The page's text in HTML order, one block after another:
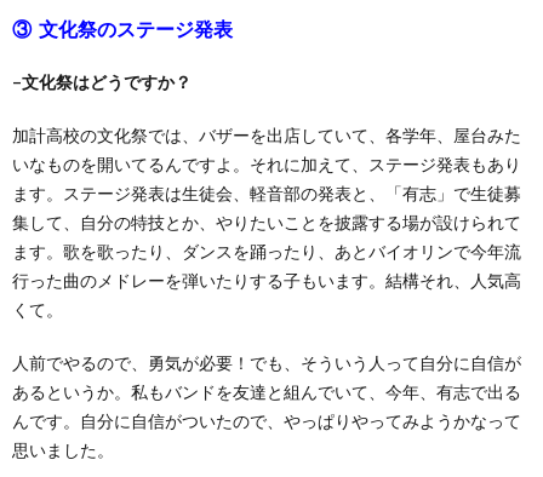
③ 文化祭のステージ発表
–文化祭はどうですか？
加計高校の文化祭では、バザーを出店していて、各学年、屋台みた
いなものを開いてるんですよ。それに加えて、ステージ発表もあり
ます。ステージ発表は生徒会、軽音部の発表と、「有志」で生徒募
集して、自分の特技とか、やりたいことを披露する場が設けられて
ます。 歌を歌ったり、ダンスを踊ったり、あとバイオリンで今年流
行った曲のメドレーを弾いたりする子もいます。結構それ、人気高
くて。
人前でやるので、勇気が必要 ！でも、そういう人って自分に自信が
あるというか。私もバンドを友達と組んでいて、今年、有志で出る
んです。自分に自信がついたので、やっぱりやってみようかなって
思いました。